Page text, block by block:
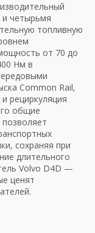
четырьмя
топливную
от 70 до
Нм в
Common Rail,
рециркуляция
общие
позволяет
сохраняя при
длительного
Volvo D4D —
ценят